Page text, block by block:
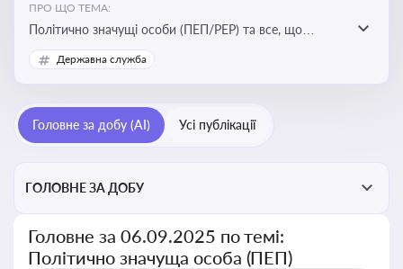
ПРО ЩО ТЕМА:
Політично значущі особи (ПЕП/PEP) та все, що
стосується їх статусу
Державна служба
Головне за добу (AI) Усі публікації
ГОЛОВНЕ ЗА ДОБУ
Головне за 06.09.2025 по темі:
Політично значуща особа (ПЕП)